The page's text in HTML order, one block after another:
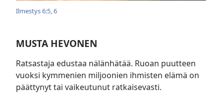
Ilmestys 6:5, 6
MUSTA HEVONEN
Ratsastaja edustaa nälänhätää. Ruoan puutteen
vuoksi kymmenien miljoonien ihmisten elämä on
päättynyt tai vaikeutunut ratkaisevasti.